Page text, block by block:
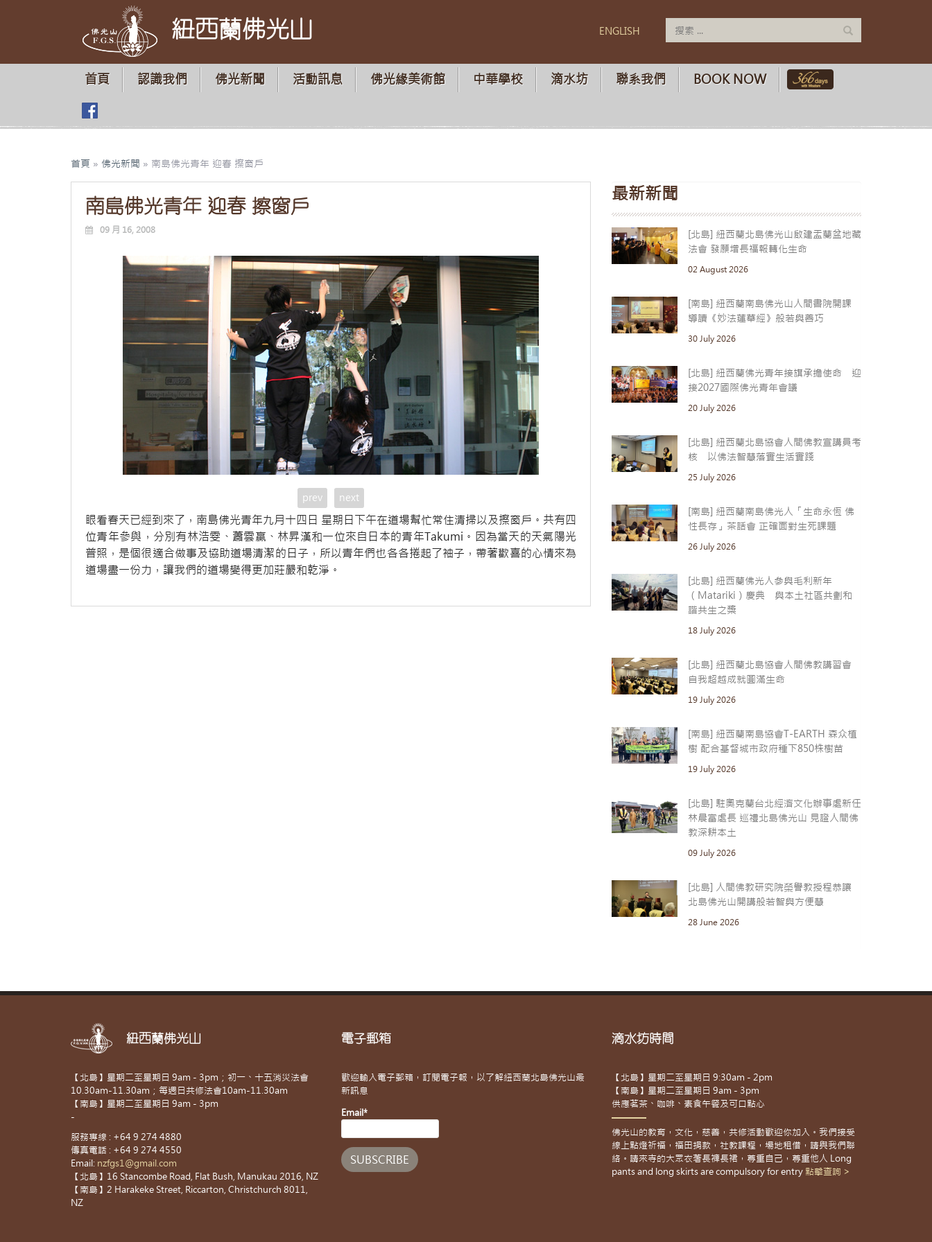
紐西蘭佛光山 ENGLISH
首頁 認識我們 佛光新聞 活動訊息 佛光緣美術館 中華學校 滴水坊 聯系我們 BOOK NOW
首頁 » 佛光新聞 » 南島佛光青年 迎春 擦窗戶
南島佛光青年 迎春 擦窗戶
09 月 16, 2008
prev next
眼看春天已經到來了，南島佛光青年九月十四日 星期日下午在道場幫忙常住清掃以及擦窗戶。共有四
位青年參與，分別有林浩雯、蕭雲贏、林昇漢和一位來自日本的青年Takumi。因為當天的天氣陽光
普照，是個很適合做事及協助道場清潔的日子，所以青年們也各各捲起了袖子，帶著歡喜的心情來為
道場盡一份力，讓我們的道場變得更加莊嚴和乾淨。
最新新聞
[北島] 紐西蘭北島佛光山啟建盂蘭盆地藏
法會 發願增長福報轉化生命
02 August 2026
[南島] 紐西蘭南島佛光山人間書院開課
導讀《妙法蓮華經》般若與善巧
30 July 2026
[北島] 紐西蘭佛光青年接旗承擔使命 迎
接2027國際佛光青年會議
20 July 2026
[北島] 紐西蘭北島協會人間佛教宣講員考
核 以佛法智慧落實生活實踐
25 July 2026
[南島] 紐西蘭南島佛光人「生命永恆 佛
性長存」茶話會 正確面對生死課題
26 July 2026
[北島] 紐西蘭佛光人參與毛利新年
（Matariki）慶典 與本土社區共劃和
諧共生之槳
18 July 2026
[北島] 紐西蘭北島協會人間佛教講習會
自我超越成就圓滿生命
19 July 2026
[南島] 紐西蘭南島協會T-EARTH 森众植
樹 配合基督城市政府種下850株樹苗
19 July 2026
[北島] 駐奧克蘭台北經濟文化辦事處新任
林晨富處長 巡禮北島佛光山 見證人間佛
教深耕本土
09 July 2026
[北島] 人間佛教研究院榮譽教授程恭讓
北島佛光山開講般若智與方便慧
28 June 2026
紐西蘭佛光山
【北島】星期二至星期日 9am - 3pm；初一、十五消災法會
10.30am-11.30am；每週日共修法會10am-11.30am
【南島】星期二至星期日 9am - 3pm
-
服務專線 : +64 9 274 4880
傳真電話 : +64 9 274 4550
Email: nzfgs1@gmail.com
【北島】16 Stancombe Road, Flat Bush, Manukau 2016, NZ
【南島】2 Harakeke Street, Riccarton, Christchurch 8011,
NZ
電子郵箱
歡迎輸入電子郵箱，訂閱電子報，以了解紐西蘭北島佛光山最
新訊息
Email*
滴水坊時間
【北島】星期二至星期日 9:30am - 2pm
【南島】星期二至星期日 9am - 3pm
供應茗茶、咖啡、素食午餐及可口點心
佛光山的教育，文化，慈善，共修活動歡迎你加入。我們接受
線上點燈祈福，福田捐款，社教課程，場地租借，請與我們聯
絡。請來寺的大眾衣著長褲長裙，尊重自己，尊重他人 Long
pants and long skirts are compulsory for entry 點擊查詢 >